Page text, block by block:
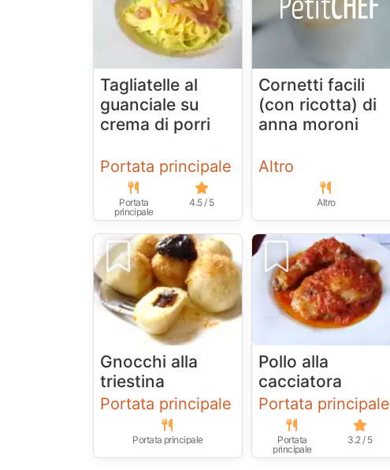
Tagliatelle al
guanciale su
crema di porri
Portata principale
Portata
principale
4.5 / 5
Cornetti facili
(con ricotta) di
anna moroni
Altro
Altro
Gnocchi alla
triestina
Portata principale
Portata principale
Pollo alla
cacciatora
Portata principale
Portata
principale
3.2 / 5